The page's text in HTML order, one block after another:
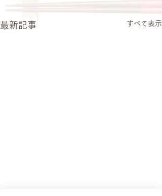
最新記事 すべて表示